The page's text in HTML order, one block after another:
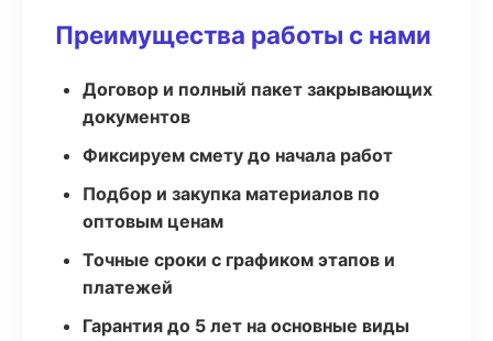
Преимущества работы с нами
Договор и полный пакет закрывающих
документов
Фиксируем смету до начала работ
Подбор и закупка материалов по
оптовым ценам
Точные сроки с графиком этапов и
платежей
Гарантия до 5 лет на основные виды